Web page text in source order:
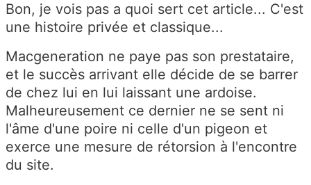
Bon, je vois pas a quoi sert cet article... C'est
une histoire privée et classique...
Macgeneration ne paye pas son prestataire,
et le succès arrivant elle décide de se barrer
de chez lui en lui laissant une ardoise.
Malheureusement ce dernier ne se sent ni
l'âme d'une poire ni celle d'un pigeon et
exerce une mesure de rétorsion à l'encontre
du site.